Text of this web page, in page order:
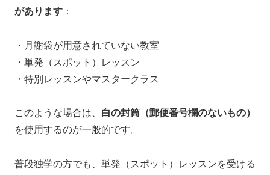
があります ：
・月謝袋が用意されていない教室
・単発（スポット）レッスン
・特別レッスンやマスタークラス
このような場合は、 白の封筒（郵便番号欄のないもの）
を使用するのが一般的です。
普段独学の方でも、単発（スポット）レッスンを受ける